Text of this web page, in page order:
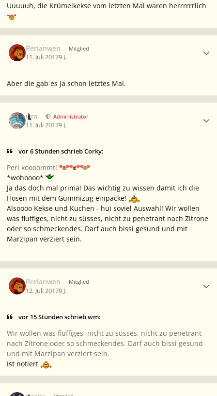
Uuuuuh, die Krümelkekse vom letzten Mal waren herrrrrrlich
Perianwen Mitglied
11. Juli 20179 J.
Aber die gab es ja schon letztes Mal.
wm Administrator
11. Juli 20179 J.
vor 6 Stunden schrieb Corky:
Peri koooommt!
*wohoooo*
Ja das doch mal prima! Das wichtig zu wissen damit ich die
Hosen mit dem Gummizug einpacke!
Alsoooo Kekse und Kuchen - hui soviel Auswahl! Wir wollen
was fluffiges, nicht zu süsses, nicht zu penetrant nach Zitrone
oder so schmeckendes. Darf auch bissi gesund und mit
Marzipan verziert sein.
Perianwen Mitglied
12. Juli 20179 J.
vor 15 Stunden schrieb wm:
Wir wollen was fluffiges, nicht zu süsses, nicht zu penetrant
nach Zitrone oder so schmeckendes. Darf auch bissi gesund
und mit Marzipan verziert sein.
Ist notiert